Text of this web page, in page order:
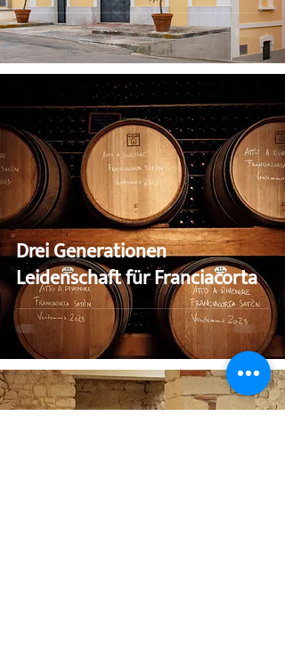
Drei Generationen
Leidenschaft für Franciacorta